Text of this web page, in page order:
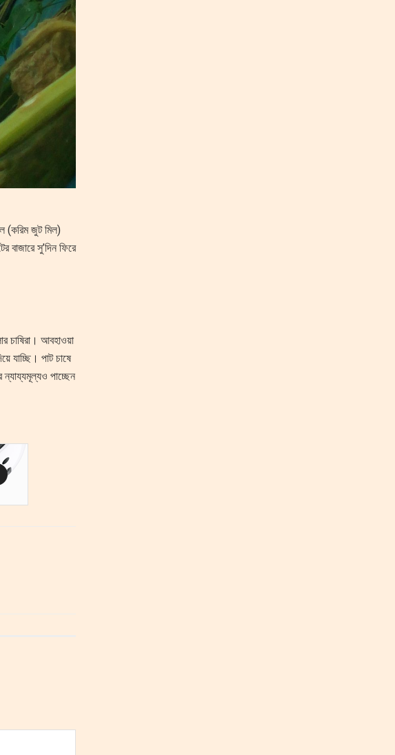
(করিম জুট মিল)
সু’দিন ফিরে
চাষিরা। আবহাওয়া
যাচ্ছি। পাট চাষে
ন্যায্যমূল্যও পাচ্ছেন